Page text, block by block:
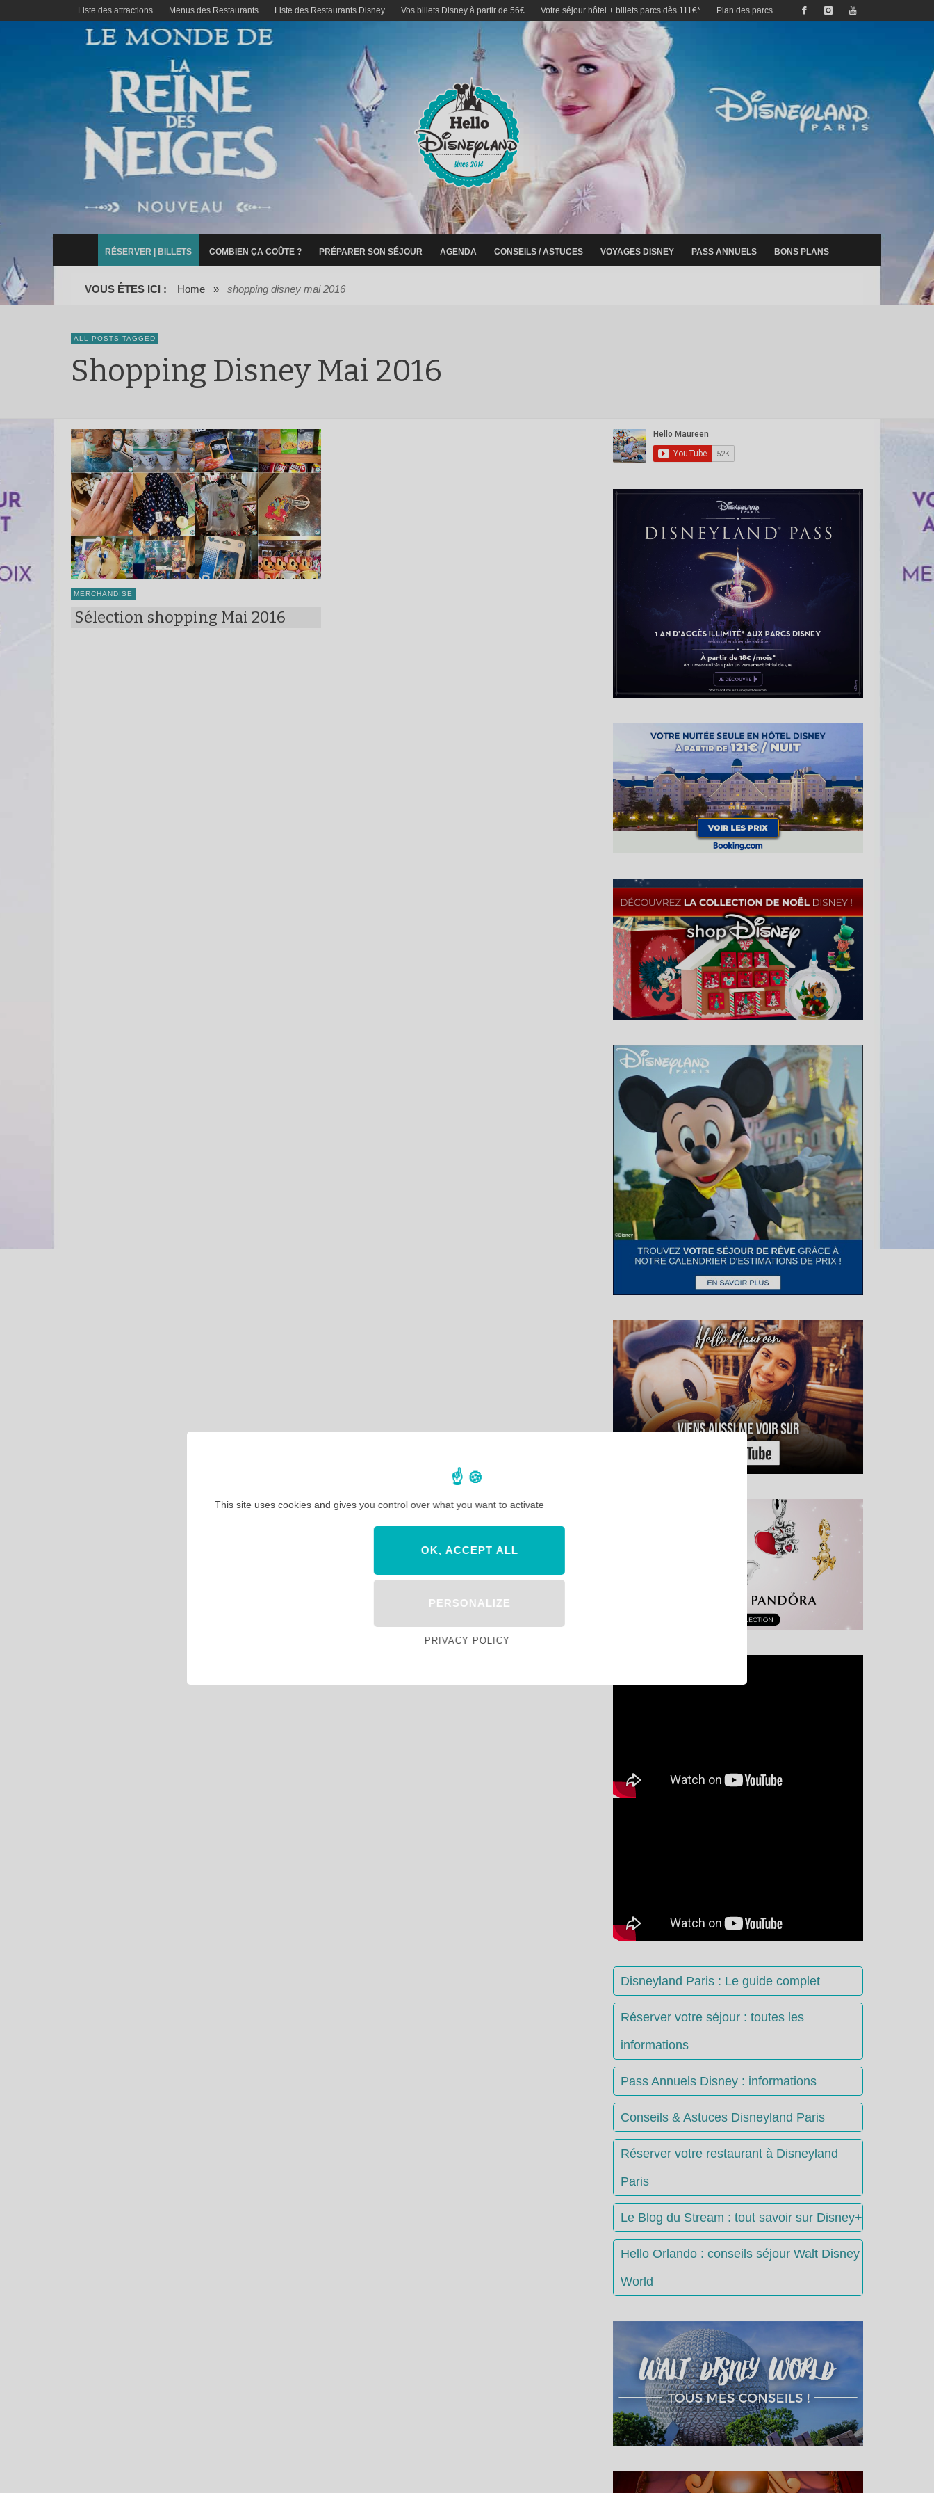
Liste des attractions Menus des Restaurants Liste des Restaurants Disney Vos billets Disney à partir de 56€ Votre séjour hôtel + billets parcs dès 111€* Plan des parcs
RÉSERVER | BILLETS COMBIEN ÇA COÛTE ? PRÉPARER SON SÉJOUR AGENDA CONSEILS / ASTUCES VOYAGES DISNEY PASS ANNUELS BONS PLANS
VOUS ÊTES ICI : Home » shopping disney mai 2016
ALL POSTS TAGGED
Shopping Disney Mai 2016
MERCHANDISE
Sélection shopping Mai 2016
Disneyland Paris : Le guide complet
Réserver votre séjour : toutes les
informations
Pass Annuels Disney : informations
Conseils & Astuces Disneyland Paris
Réserver votre restaurant à Disneyland
Paris
Le Blog du Stream : tout savoir sur Disney+
Hello Orlando : conseils séjour Walt Disney
World
This site uses cookies and gives you control over what you want to activate
OK, ACCEPT ALL
PERSONALIZE
PRIVACY POLICY